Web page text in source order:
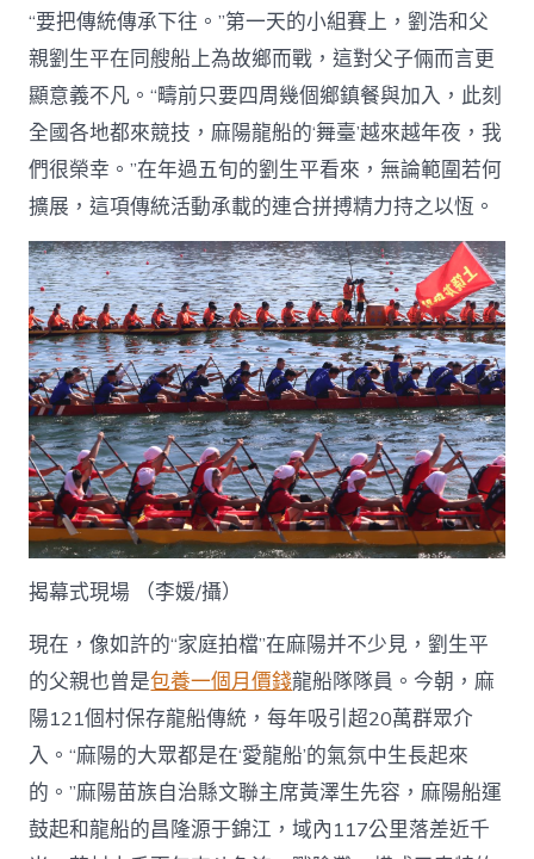
“要把傳統傳承下往。”第一天的小組賽上，劉浩和父
親劉生平在同艘船上為故鄉而戰，這對父子倆而言更
顯意義不凡。“疇前只要四周幾個鄉鎮餐與加入，此刻
全國各地都來競技，麻陽龍船的‘舞臺’越來越年夜，我
們很榮幸。”在年過五旬的劉生平看來，無論範圍若何
擴展，這項傳統活動承載的連合拼搏精力持之以恆。
揭幕式現場 （李媛/攝）
現在，像如許的“家庭拍檔”在麻陽并不少見，劉生平
的父親也曾是包養一個月價錢龍船隊隊員。今朝，麻
陽121個村保存龍船傳統，每年吸引超20萬群眾介
入。“麻陽的大眾都是在‘愛龍船’的氣氛中生長起來
的。”麻陽苗族自治縣文聯主席黃澤生先容，麻陽船運
鼓起和龍船的昌隆源于錦江，域內117公里落差近千